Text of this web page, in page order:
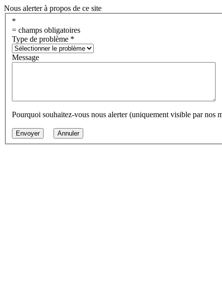
Nous alerter à propos de ce site
*
= champs obligatoires
Type de problème *
Message
Pourquoi souhaitez-vous nous alerter (uniquement visible par nos